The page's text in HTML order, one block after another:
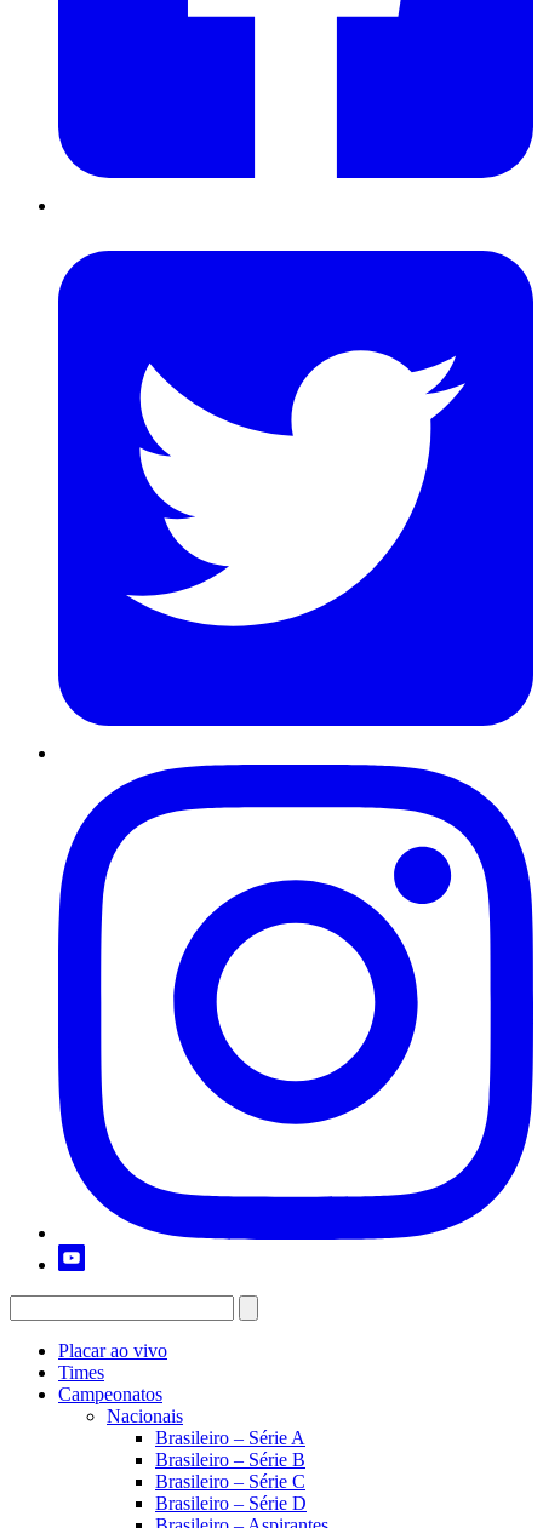
Placar ao vivo
Times
Campeonatos
Nacionais
Brasileiro – Série A
Brasileiro – Série B
Brasileiro – Série C
Brasileiro – Série D